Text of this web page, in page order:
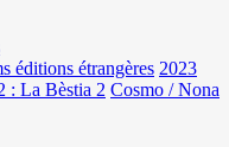
éditions étrangères 2023
: La Bèstia 2 Cosmo / Nona